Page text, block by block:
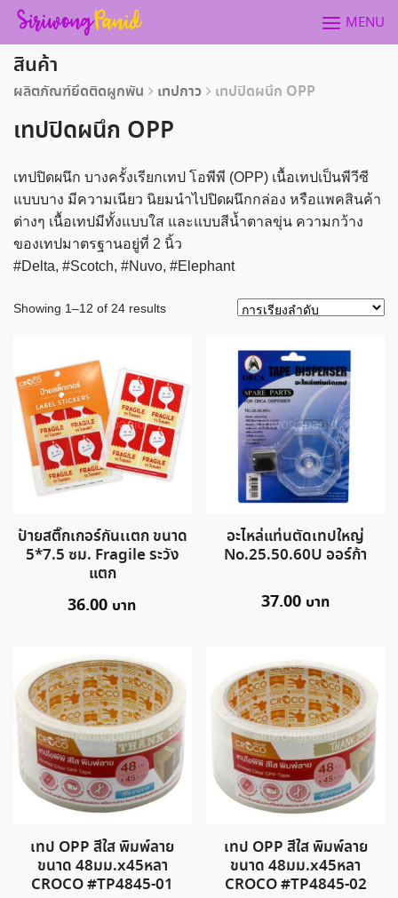
Skip
content
MENU
สินค้า
ผลิตภัณฑ์ยึดติดผูกพัน เทปกาว เทปปิดผนึก OPP
เทปปิดผนึก OPP
เทปปิดผนึก บางครั้งเรียกเทป โอพีพี (OPP) เนื้อเทปเป็นพีวีซี
แบบบาง มีความเนียว นิยมนำไปปิดผนึกกล่อง หรือแพคสินค้า
ต่างๆ เนื้อเทปมีทั้งแบบใส และแบบสีน้ำตาลขุ่น ความกว้าง
ของเทปมาตรฐานอยู่ที่ 2 นิ้ว
#Delta, #Scotch, #Nuvo, #Elephant
Showing 1–12 of 24 results
ป้ายสติ๊กเกอร์กันเเตก ขนาด
5*7.5 ซม. Fragile ระวัง
แตก
36.00
อะไหล่แท่นตัดเทปใหญ่
No.25.50.60U ออร์ก้า
37.00
เทป OPP สีใส พิมพ์ลาย
ขนาด 48มม.x45หลา
CROCO #TP4845-01
เทป OPP สีใส พิมพ์ลาย
ขนาด 48มม.x45หลา
CROCO #TP4845-02